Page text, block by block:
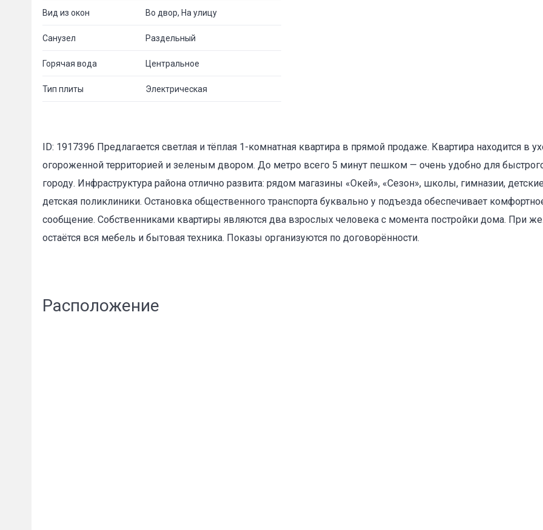
Вид из окон Во двор, На улицу
Санузел Раздельный
Горячая вода Центральное
Тип плиты Электрическая
ID: 1917396 Предлагается светлая и тёплая 1-комнатная квартира в прямой продаже. Квартира находится в
огороженной территорией и зеленым двором. До метро всего 5 минут пешком — очень удобно для
городу. Инфраструктура района отлично развита: рядом магазины «Окей», «Сезон», школы, гимназии,
детская поликлиники. Остановка общественного транспорта буквально у подъезда обеспечивает
сообщение. Собственниками квартиры являются два взрослых человека с момента постройки дома. При
остаётся вся мебель и бытовая техника. Показы организуются по договорённости.
Расположение